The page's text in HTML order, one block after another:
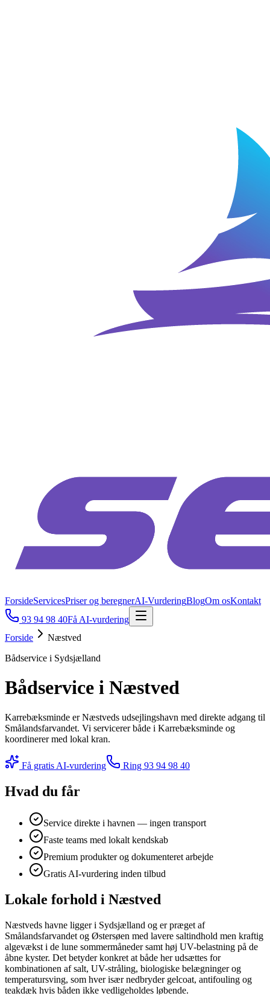
ForsideServicesPriser og beregnerAI-VurderingBlogOm osKontakt
93 94 98 40Få AI-vurdering
Forside
Næstved
Bådservice i Sydsjælland
Bådservice i Næstved
Karrebæksminde er Næstveds udsejlingshavn med direkte adgang til
Smålandsfarvandet. Vi servicerer både i Karrebæksminde og
koordinerer med lokal kran.
Få gratis AI-vurdering Ring 93 94 98 40
Hvad du får
Service direkte i havnen — ingen transport
Faste teams med lokalt kendskab
Premium produkter og dokumenteret arbejde
Gratis AI-vurdering inden tilbud
Lokale forhold i Næstved
Næstveds havne ligger i Sydsjælland og er præget af
Smålandsfarvandet og Østersøen med lavere saltindhold men kraftig
algevækst i de lune sommermåneder samt høj UV-belastning på de
åbne kyster. Det betyder konkret at både her udsættes for
kombinationen af salt, UV-stråling, biologiske belægninger og
temperatursving, som hver især nedbryder gelcoat, antifouling og
teakdæk hvis båden ikke vedligeholdes løbende.